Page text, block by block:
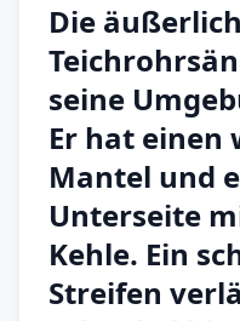
Die
seine
Er hat einen
Mantel und
Unterseite
Kehle. Ein
Streifen